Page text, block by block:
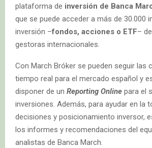
plataforma de inversión de Banca
que se puede acceder a más de 30.000
inversión –fondos, acciones o ETF–
gestoras internacionales.
Con March Bróker se pueden seguir las
tiempo real para el mercado español y
disponer de un Reporting Online para el
inversiones. Además, para ayudar en la
decisiones y posicionamiento inversor,
los informes y recomendaciones del
analistas de Banca March.